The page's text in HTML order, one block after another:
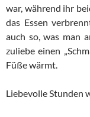
war, während ihr
das Essen
auch so, was man
zuliebe einen
Füße wärmt.
Liebevolle Stunden